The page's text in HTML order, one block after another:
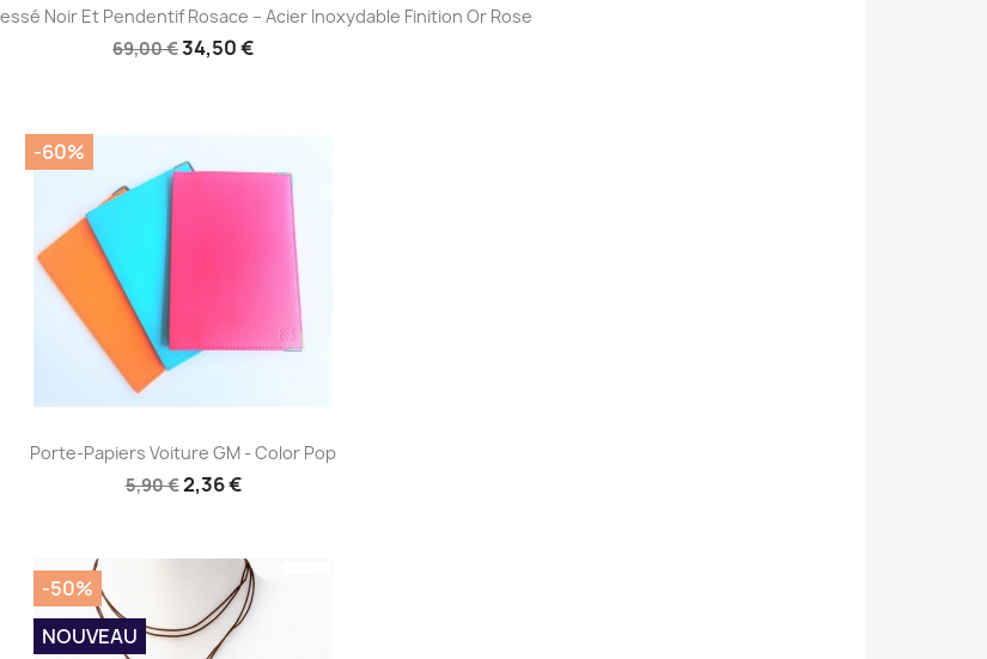
Aperçu rapide
Noir Et Pendentif Rosace – Acier Inoxydable Finition Or Rose
69,00 €34,50 €
Aperçu rapide
Porte-Papiers Voiture GM - Color Pop
5,90 €2,36 €
-60%
-50%
NOUVEAU